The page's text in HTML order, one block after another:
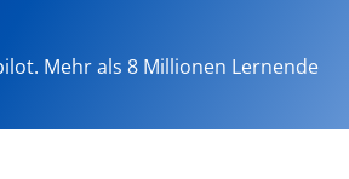
Mehr als 8 Millionen Lernende